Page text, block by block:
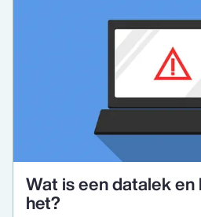
Wat is een datalek
het?